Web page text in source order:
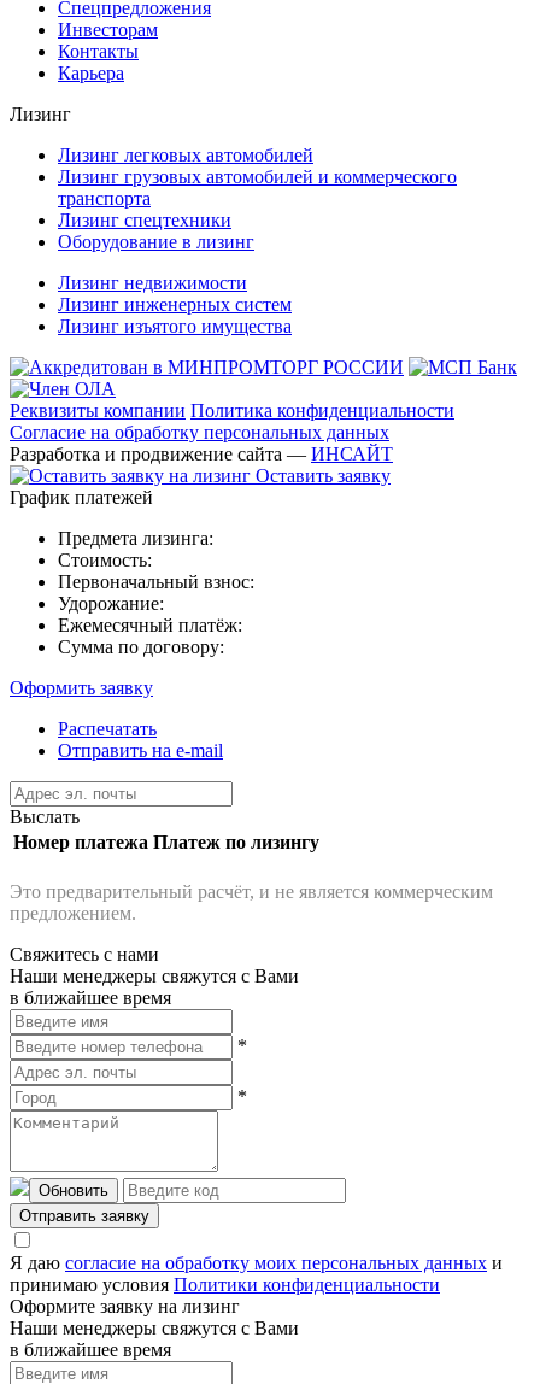
Спецпредложения
Инвесторам
Контакты
Карьера
Лизинг
Лизинг легковых автомобилей
Лизинг грузовых автомобилей и коммерческого
транспорта
Лизинг спецтехники
Оборудование в лизинг
Лизинг недвижимости
Лизинг инженерных систем
Лизинг изъятого имущества
Реквизиты компании Политика конфиденциальности
Согласие на обработку персональных данных
Разработка и продвижение сайта — ИНСАЙТ
Оставить заявку
График платежей
Предмета лизинга:
Стоимость:
Первоначальный взнос:
Удорожание:
Ежемесячный платёж:
Сумма по договору:
Оформить заявку
Распечатать
Отправить на e-mail
Выслать
Номер платежа Платеж по лизингу
Это предварительный расчёт, и не является коммерческим
предложением.
Свяжитесь с нами
Наши менеджеры свяжутся с Вами
в ближайшее время
*
*
Обновить
Отправить заявку
Я даю согласие на обработку моих персональных данных и
принимаю условия Политики конфиденциальности
Оформите заявку на лизинг
Наши менеджеры свяжутся с Вами
в ближайшее время